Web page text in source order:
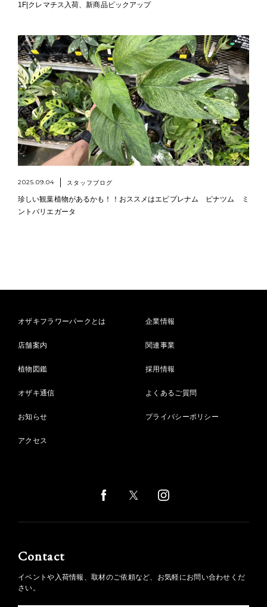
1F|クレマチス入荷、新商品ピックアップ
2025.09.04 スタッフブログ
珍しい観葉植物があるかも！！おススメはエピプレナム ピナツム ミ
ントバリエガータ
オザキフラワーパークとは
店舗案内
植物図鑑
オザキ通信
お知らせ
アクセス
企業情報
関連事業
採用情報
よくあるご質問
プライバシーポリシー
Contact
イベントや入荷情報、取材のご依頼など、お気軽にお問い合わせくだ
さい。